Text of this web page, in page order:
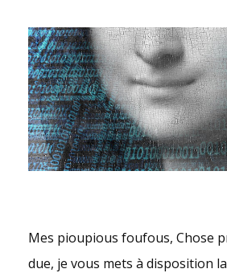
Mes pioupious foufous, Chose
due, je vous mets à disposition